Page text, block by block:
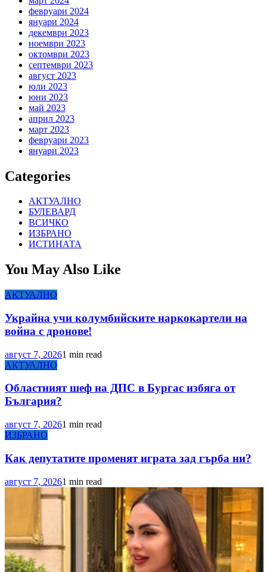
февруари 2024
януари 2024
декември 2023
ноември 2023
октомври 2023
септември 2023
август 2023
юли 2023
юни 2023
май 2023
април 2023
март 2023
февруари 2023
януари 2023
Categories
АКТУАЛНО
БУЛЕВАРД
ВСИЧКО
ИЗБРАНО
ИСТИНАТА
You May Also Like
АКТУАЛНО
Украйна учи колумбийските наркокартели на
война с дронове!
август 7, 20261 min read
АКТУАЛНО
Областният шеф на ДПС в Бургас избяга от
България?
август 7, 20261 min read
ИЗБРАНО
Как депутатите променят играта зад гърба ни?
август 7, 20261 min read